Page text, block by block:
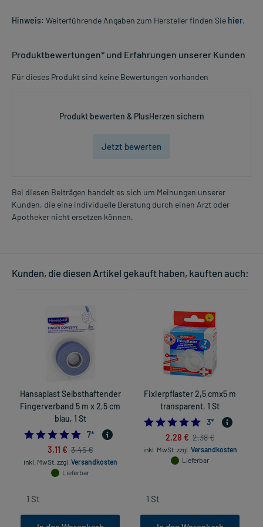
Hinweis: Weiterführende Angaben zum Hersteller finden Sie hier.
Produktbewertungen* und Erfahrungen unserer Kunden
Für dieses Produkt sind keine Bewertungen vorhanden
Produkt bewerten & PlusHerzen sichern
Jetzt bewerten
Bei diesen Beiträgen handelt es sich um Meinungen unserer
Kunden, die eine individuelle Beratung durch einen Arzt oder
Apotheker nicht ersetzen können.
Kunden, die diesen Artikel gekauft haben, kauften auch:
Hansaplast Selbsthaftender
Fingerverband 5 m x 2,5 cm
blau, 1 St
4.714285714285714
7*
3,11 € 3,45 €
inkl. MwSt. zzgl. Versandkosten
Lieferbar
Fixierpflaster 2,5 cmx5 m
transparent, 1 St
5.0
3*
2,28 € 2,38 €
inkl. MwSt. zzgl. Versandkosten
Lieferbar